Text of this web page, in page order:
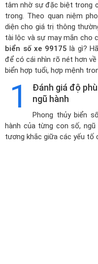
tâm nhờ sự đặc biệt trong
trong. Theo quan niệm
diện cho giá trị thông
tài lộc và sự may mắn cho
biển số xe 99175 là gì?
để có cái nhìn rõ nét hơn
biển hợp tuổi, hợp mệnh
1
Đánh giá độ
ngũ hành
Phong thủy biển
hành của từng con số,
tương khắc giữa các yếu tố